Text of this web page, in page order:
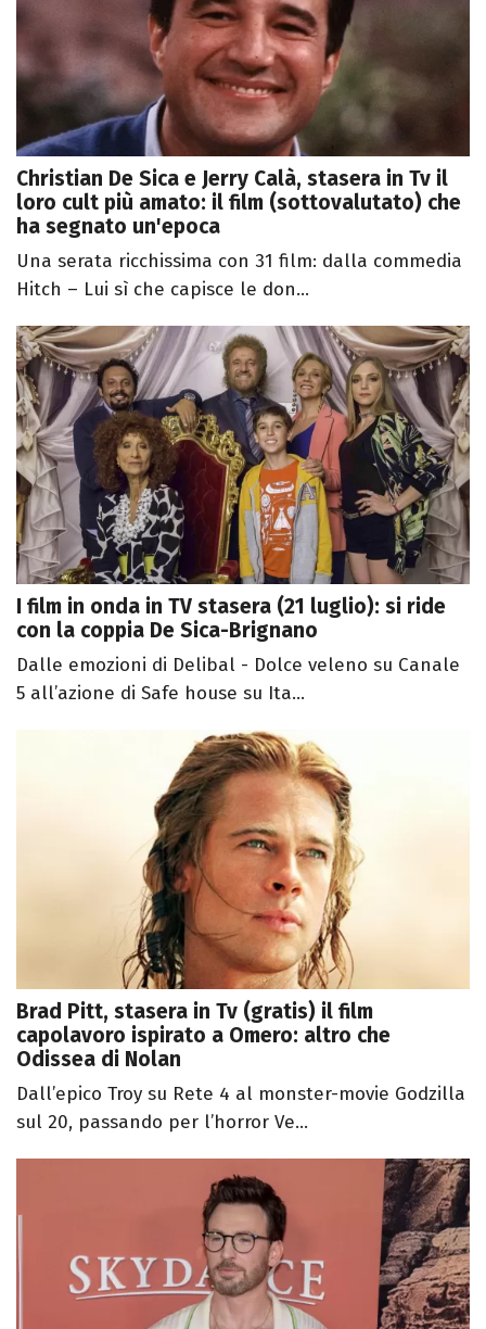
Christian De Sica e Jerry Calà, stasera in Tv il
loro cult più amato: il film (sottovalutato) che
ha segnato un'epoca
Una serata ricchissima con 31 film: dalla commedia
Hitch – Lui sì che capisce le don...
I film in onda in TV stasera (21 luglio): si ride
con la coppia De Sica-Brignano
Dalle emozioni di Delibal - Dolce veleno su Canale
5 all’azione di Safe house su Ita...
Brad Pitt, stasera in Tv (gratis) il film
capolavoro ispirato a Omero: altro che
Odissea di Nolan
Dall’epico Troy su Rete 4 al monster-movie Godzilla
sul 20, passando per l’horror Ve...